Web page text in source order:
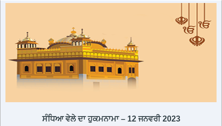
ਸੰਧਿਆ ਵੇਲੇ ਦਾ ਹੁਕਮਨਾਮਾ – 12 ਜਨਵਰੀ 2023